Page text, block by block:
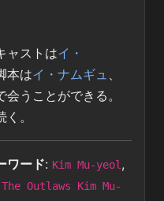
ャストはイ・
本はイ・ナムギュ 、
会うことができる。
く。
ワード: Kim Mu-yeol,
The Outlaws Kim Mu-